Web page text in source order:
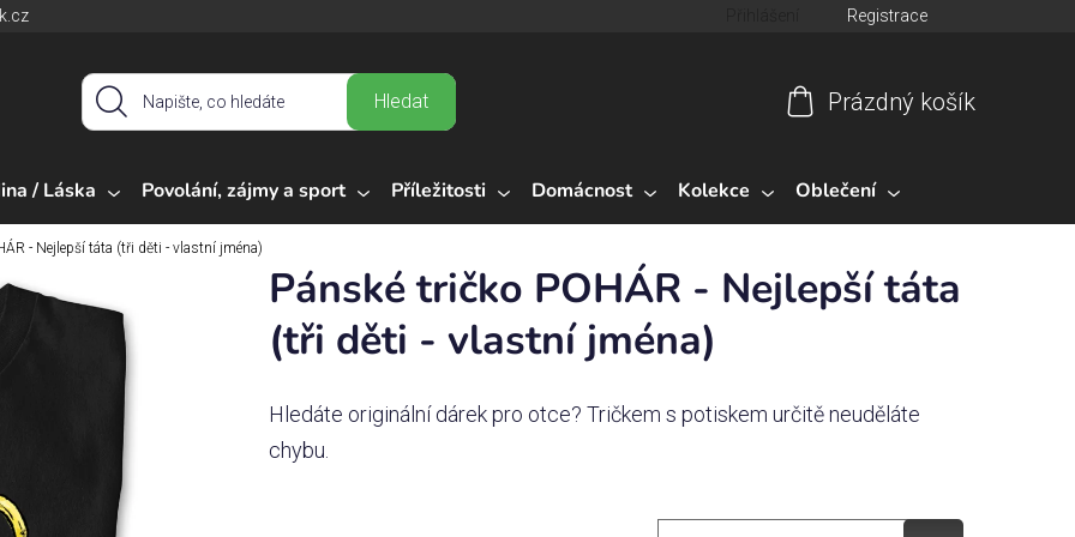
Registrace
Hledat
košík
Prázdný košík
/ Láska Povolání, zájmy a sport Příležitosti Domácnost Kolekce Oblečení
- Nejlepší táta (tři děti - vlastní jména)
Pánské tričko POHÁR - Nejlepší táta
(tři děti - vlastní jména)
Hledáte originální dárek pro otce? Tričkem s potiskem určitě neuděláte
chybu.